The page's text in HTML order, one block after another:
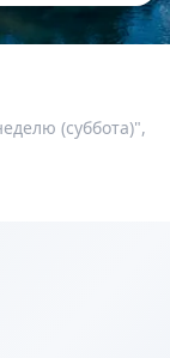
(суббота)",